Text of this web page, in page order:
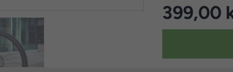
399,00